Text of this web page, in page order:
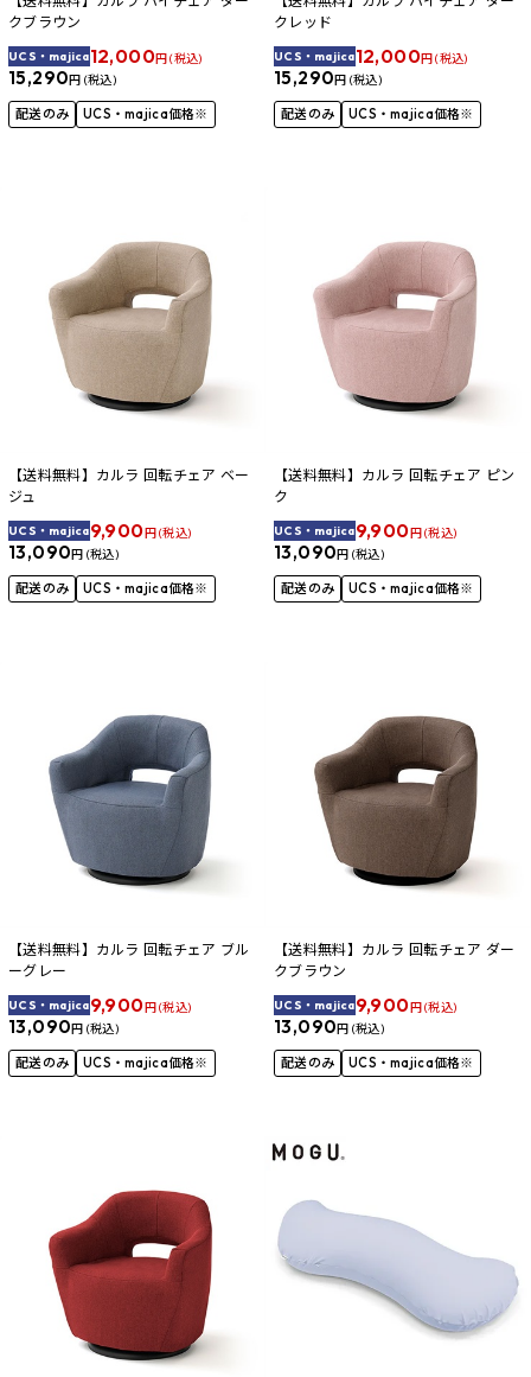
クブラウン
UCS・majica12,000円 (税込)
15,290円 (税込)
配送のみ UCS・majica価格※
クレッド
UCS・majica12,000円 (税込)
15,290円 (税込)
配送のみ UCS・majica価格※
【送料無料】カルラ 回転チェア ベー
ジュ
UCS・majica9,900円 (税込)
13,090円 (税込)
配送のみ UCS・majica価格※
【送料無料】カルラ 回転チェア ピン
ク
UCS・majica9,900円 (税込)
13,090円 (税込)
配送のみ UCS・majica価格※
【送料無料】カルラ 回転チェア ブル
ーグレー
UCS・majica9,900円 (税込)
13,090円 (税込)
配送のみ UCS・majica価格※
【送料無料】カルラ 回転チェア ダー
クブラウン
UCS・majica9,900円 (税込)
13,090円 (税込)
配送のみ UCS・majica価格※